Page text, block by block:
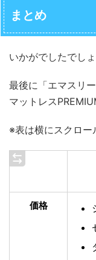
まとめ
いかがでしたでしょ
最後に「エマスリ
マットレス
※表は横にスクロー
価格